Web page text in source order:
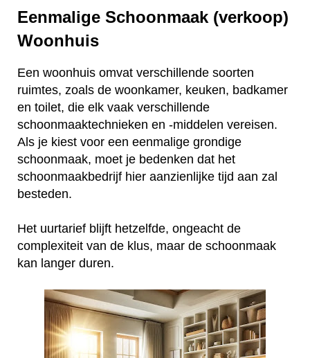
Eenmalige Schoonmaak (verkoop)
Woonhuis
Een woonhuis omvat verschillende soorten
ruimtes, zoals de woonkamer, keuken, badkamer
en toilet, die elk vaak verschillende
schoonmaaktechnieken en -middelen vereisen.
Als je kiest voor een eenmalige grondige
schoonmaak, moet je bedenken dat het
schoonmaakbedrijf hier aanzienlijke tijd aan zal
besteden.
Het uurtarief blijft hetzelfde, ongeacht de
complexiteit van de klus, maar de schoonmaak
kan langer duren.